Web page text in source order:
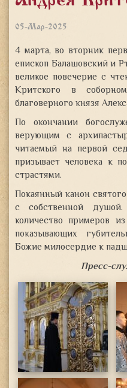
05-Мар-2025
4 марта, во вторник
епископ Балашовский и
великое повечерие с
Критского в
благоверного князя
По окончании
верующим с
читаемый на первой
призывает человека к
страстями.
Покаянный канон
с собственной
количество примеров
показывающих
Божие милосердие к
Пресс-